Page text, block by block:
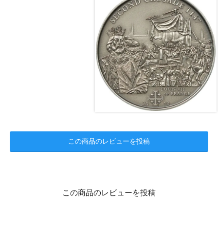
この商品のレビューを投稿
この商品のレビューを投稿